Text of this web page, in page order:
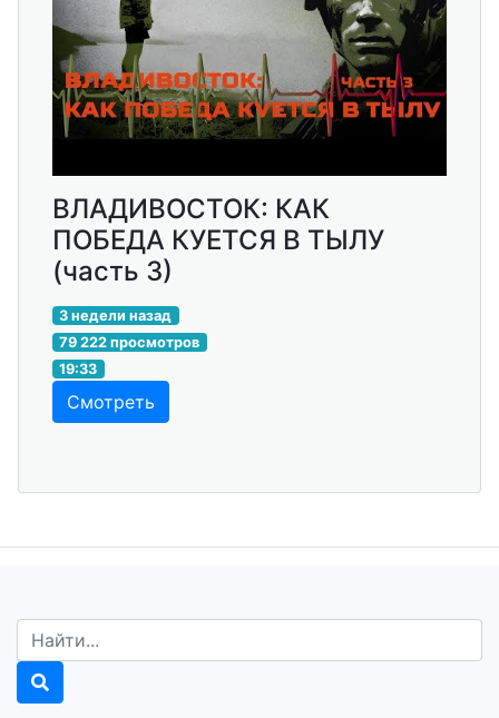
ВЛАДИВОСТОК: КАК
ПОБЕДА КУЕТСЯ В ТЫЛУ
(часть 3)
3 недели назад
79 222 просмотров
19:33
Смотреть